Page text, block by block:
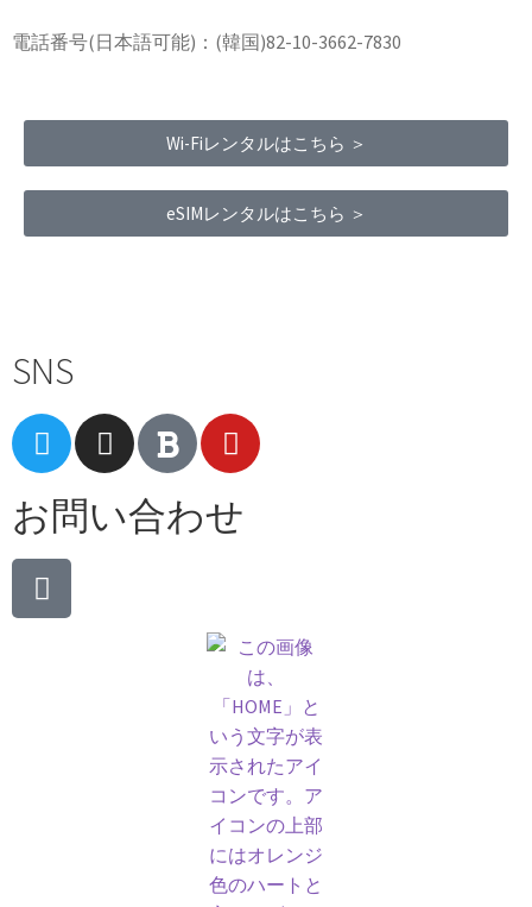
電話番号(日本語可能)：(韓国)82-10-3662-7830
Wi-Fiレンタルはこちら ＞
eSIMレンタルはこちら ＞
SNS
お問い合わせ